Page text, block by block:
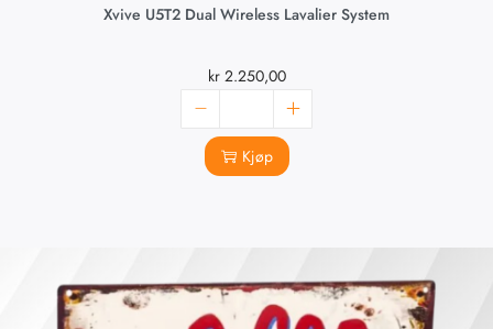
Xvive U5T2 Dual Wireless Lavalier System
kr2.250,00
Kjøp